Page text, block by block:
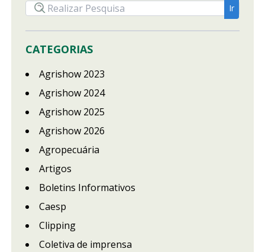
CATEGORIAS
Agrishow 2023
Agrishow 2024
Agrishow 2025
Agrishow 2026
Agropecuária
Artigos
Boletins Informativos
Caesp
Clipping
Coletiva de imprensa